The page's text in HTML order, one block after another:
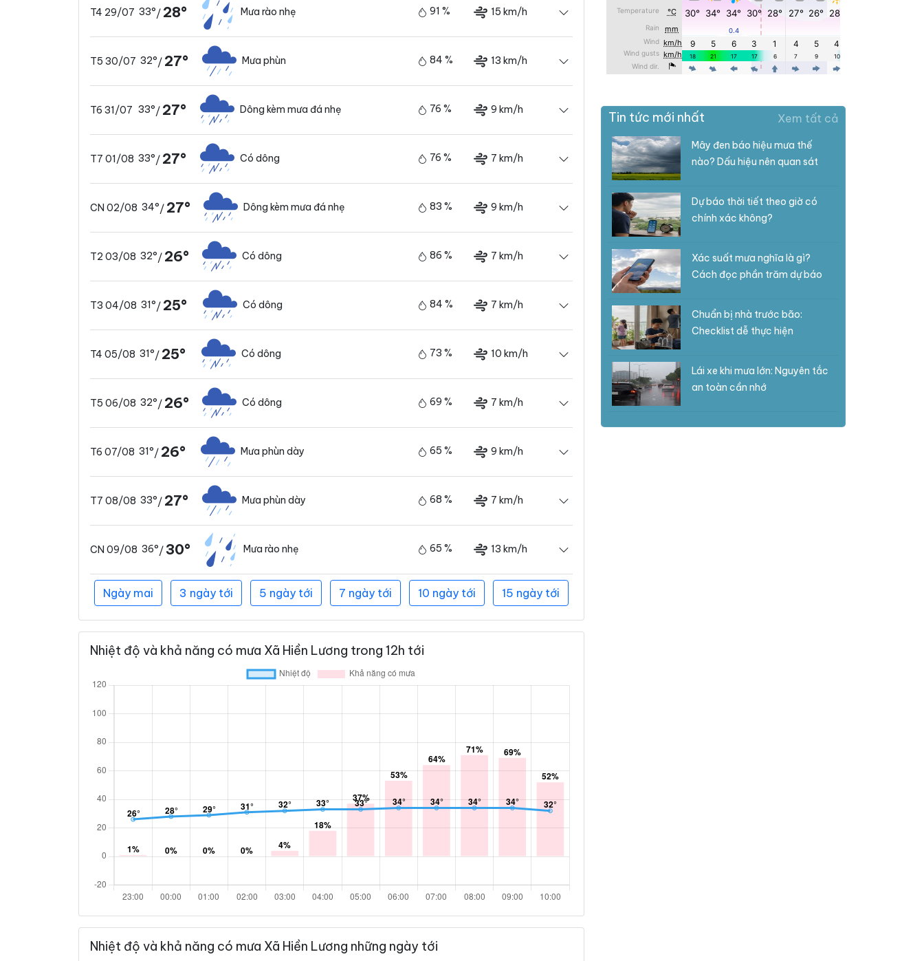
T4 29/07 33°/ 28° Mưa rào nhẹ 91 % 15 km/h
T5 30/07 32°/ 27° Mưa phùn 84 % 13 km/h
T6 31/07 33°/ 27° Dông kèm mưa đá nhẹ 76 % 9 km/h
T7 01/08 33°/ 27° Có dông 76 % 7 km/h
CN 02/08 34°/ 27° Dông kèm mưa đá nhẹ 83 % 9 km/h
T2 03/08 32°/ 26° Có dông 86 % 7 km/h
T3 04/08 31°/ 25° Có dông 84 % 7 km/h
T4 05/08 31°/ 25° Có dông 73 % 10 km/h
T5 06/08 32°/ 26° Có dông 69 % 7 km/h
T6 07/08 31°/ 26° Mưa phùn dày 65 % 9 km/h
T7 08/08 33°/ 27° Mưa phùn dày 68 % 7 km/h
CN 09/08 36°/30° Mưa rào nhẹ 65 % 13 km/h
Ngày mai 3 ngày tới 5 ngày tới 7 ngày tới 10 ngày tới 15 ngày tới
Nhiệt độ và khả năng có mưa Xã Hiền Lương trong 12h tới
Nhiệt độ và khả năng có mưa Xã Hiền Lương những ngày tới
Tin tức mới nhất Xem tất cả
Mây đen báo hiệu mưa thế
nào? Dấu hiệu nên quan sát
Dự báo thời tiết theo giờ có
chính xác không?
Xác suất mưa nghĩa là gì?
Cách đọc phần trăm dự báo
Chuẩn bị nhà trước bão:
Checklist dễ thực hiện
Lái xe khi mưa lớn: Nguyên tắc
an toàn cần nhớ